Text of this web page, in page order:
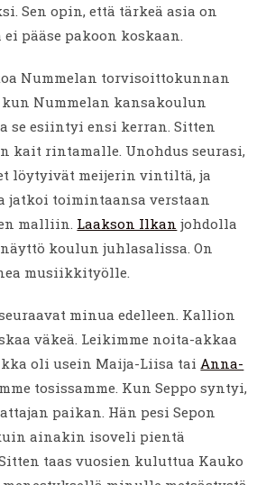
Sen opin, että tärkeä asia on
pääse pakoon koskaan.
Nummelan torvisoittokunnan
Nummelan kansakoulun
se esiintyi ensi kerran. Sitten
kait rintamalle. Unohdus seurasi,
löytyivät meijerin vintiltä, ja
jatkoi toimintaansa verstaan
malliin. Laakson Ilkan johdolla
koulun juhlasalissa. On
musiikkityölle.
minua edelleen. Kallion
väkeä. Leikimme noita-akkaa
oli usein Maija-Liisa tai Anna-
tosissamme. Kun Seppo syntyi,
paikan. Hän pesi Sepon
ainakin isoveli pientä
taas vuosien kuluttua Kauko